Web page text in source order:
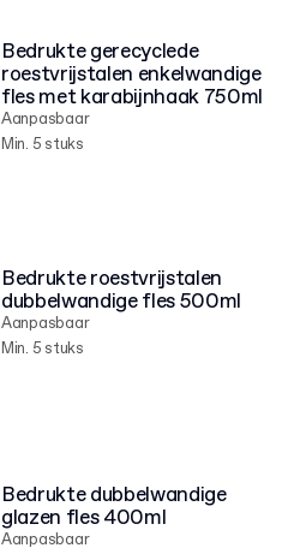
Bedrukte gerecyclede
roestvrijstalen enkelwandige
fles met karabijnhaak 750ml
Aanpasbaar
Min. 5 stuks
Bedrukte roestvrijstalen
dubbelwandige fles 500ml
Aanpasbaar
Min. 5 stuks
Bedrukte dubbelwandige
glazen fles 400ml
Aanpasbaar